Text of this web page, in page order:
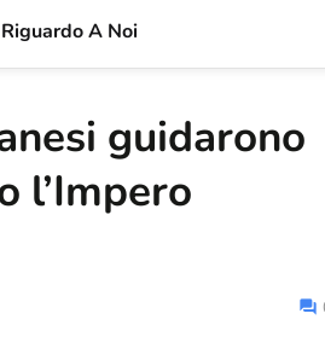
Riguardo A Noi
guidarono
l’Impero